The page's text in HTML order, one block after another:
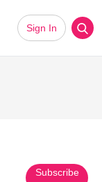
Sign In
Subscribe